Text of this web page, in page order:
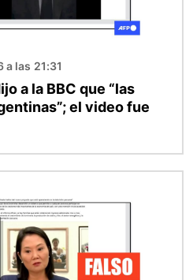
las 21:31
a la BBC que “las
el video fue